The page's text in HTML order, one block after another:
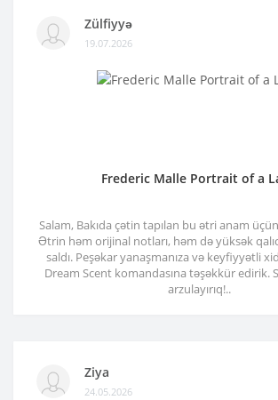
Zülfiyyə
19.07.2026
Frederic Malle Portrait of a
Salam, Bakıda çətin tapılan bu ətri anam
Ətrin həm orijinal notları, həm də yüksək
saldı. Peşəkar yanaşmanıza və keyfiyyətli
Dream Scent komandasına təşəkkür edirik.
arzulayırıq!..
Ziya
24.05.2026